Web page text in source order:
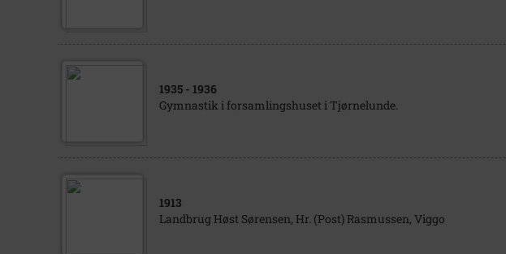
1935 - 1936
Gymnastik i forsamlingshuset i Tjørnelunde.
1913
Landbrug Høst Sørensen, Hr. (Post) Rasmussen, Viggo